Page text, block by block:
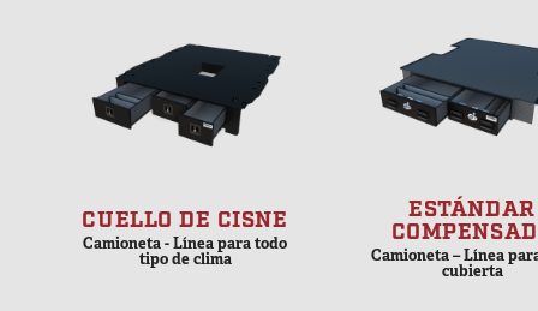
CUELLO DE CISNE
Camioneta - Línea para todo
tipo de clima
ESTÁNDAR
Camioneta – Línea
cubierta